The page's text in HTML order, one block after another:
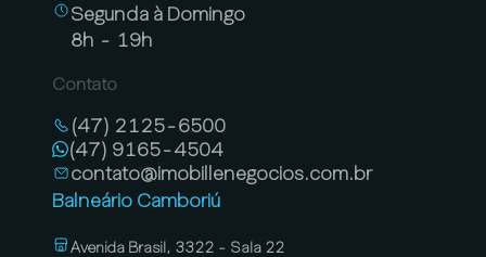
Segunda à Domingo
8h - 19h
Contato
(47) 2125-6500
(47) 9165-4504
contato@imobillenegocios.com.br
Balneário Camboriú
Avenida Brasil, 3322 - Sala 22